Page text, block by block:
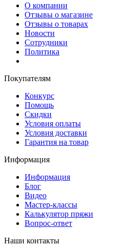
О компании
Отзывы о магазине
Отзывы о товарах
Новости
Сотрудники
Политика
Покупателям
Конкурс
Помощь
Скидки
Условия оплаты
Условия доставки
Гарантия на товар
Информация
Информация
Блог
Видео
Мастер-классы
Калькулятор пряжи
Вопрос-ответ
Наши контакты